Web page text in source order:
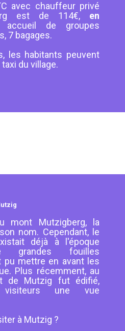
avec chauffeur privé
est de 114€, en
accueil de groupes
7 bagages.
les habitants peuvent
du village.
mont Mutzigberg, la
nom. Cependant, le
déjà à l'époque
grandes fouilles
pu mettre en avant les
Plus récemment, au
de Mutzig fut édifié,
une vue
à Mutzig ?